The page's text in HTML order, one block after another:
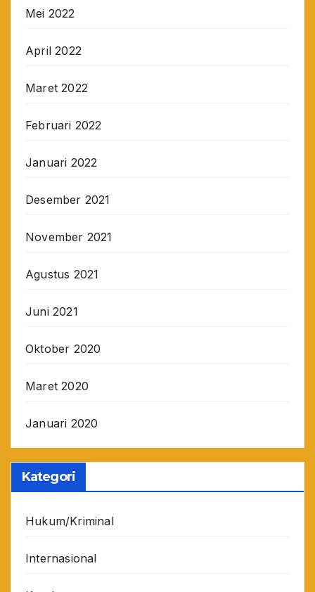
Mei 2022
April 2022
Maret 2022
Februari 2022
Januari 2022
Desember 2021
November 2021
Agustus 2021
Juni 2021
Oktober 2020
Maret 2020
Januari 2020
Kategori
Hukum/Kriminal
Internasional